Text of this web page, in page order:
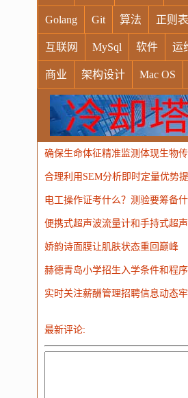
Golang Git 算法 正则
互联网 MySql 软件 运
商业 架构设计 Mac OS
Windows Oracle Socket
MongoDB 运营 Python
电子 娱乐 设计 摄影
WordPress HTTP 团建
确保生命体征精准监测体现生物
合理利用SEM分析即时定量优势
电工操作证考什么？测验要筹备什
便携式超声波流量计和手持式超
娇韵诗面膜让肌肤状态重回巅峰
赫德青岛小学招生入学条件和程序
实时关注薪酬管理招聘信息动态
最新评论: